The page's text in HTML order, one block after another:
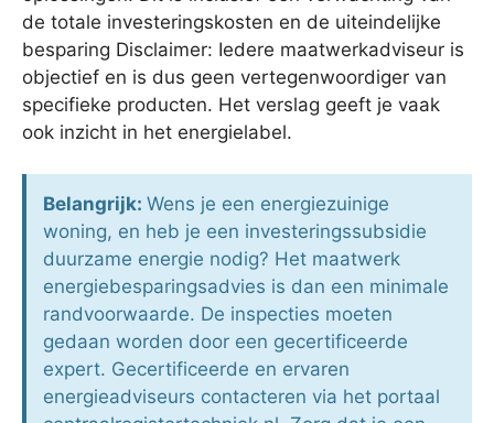
de totale investeringskosten en de uiteindelijke
besparing Disclaimer: Iedere maatwerkadviseur is
objectief en is dus geen vertegenwoordiger van
specifieke producten. Het verslag geeft je vaak
ook inzicht in het energielabel.
Belangrijk: Wens je een energiezuinige
woning, en heb je een investeringssubsidie
duurzame energie nodig? Het maatwerk
energiebesparingsadvies is dan een minimale
randvoorwaarde. De inspecties moeten
gedaan worden door een gecertificeerde
expert. Gecertificeerde en ervaren
energieadviseurs contacteren via het portaal